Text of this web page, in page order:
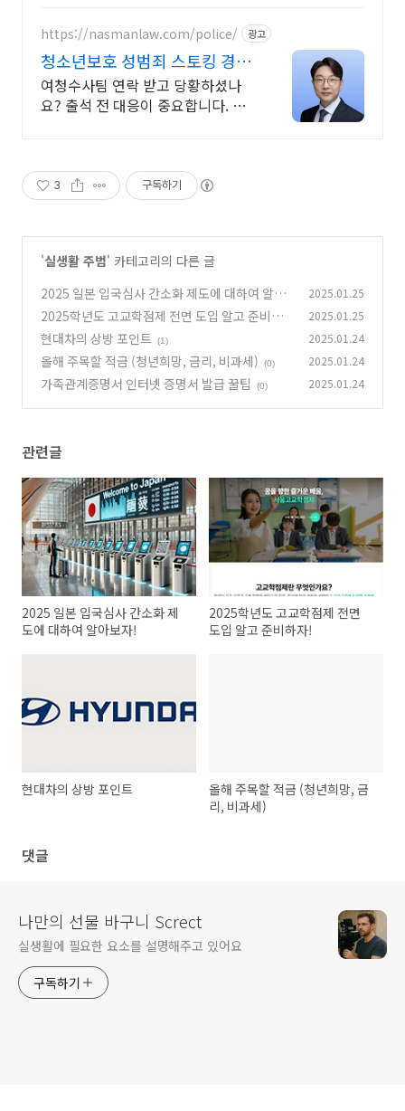
시물 노출 관리
https://nasmanlaw.com/police/ 광고
청소년보호 성범죄 스토킹 경찰
조사 대응
여청수사팀 연락 받고 당황하셨나
요? 출석 전 대응이 중요합니다. 변
3 구독하기
'실생활 주범' 카테고리의 다른 글
2025 일본 입국심사 간소화 제도에 대하여 알아
보자! (0)
2025.01.25
2025학년도 고교학점제 전면 도입 알고 준비하
자!
(1)
2025.01.25
현대차의 상방 포인트 (1) 2025.01.24
올해 주목할 적금 (청년희망, 금리, 비과세) (0) 2025.01.24
가족관계증명서 인터넷 증명서 발급 꿀팁 (0) 2025.01.24
관련글
2025 일본 입국심사 간소화 제
도에 대하여 알아보자!
2025학년도 고교학점제 전면
도입 알고 준비하자!
현대차의 상방 포인트
올해 주목할 적금 (청년희망, 금
리, 비과세)
댓글
나만의 선물 바구니 Screct
실생활에 필요한 요소를 설명해주고 있어요
구독하기